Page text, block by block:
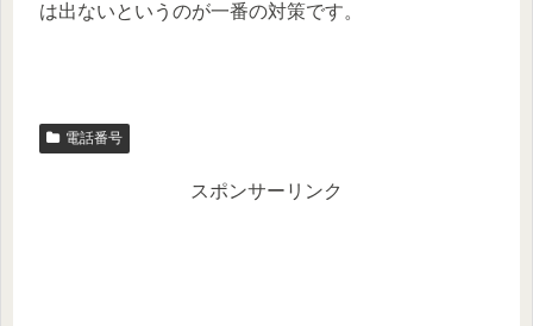
は出ないというのが一番の対策です。
電話番号
スポンサーリンク